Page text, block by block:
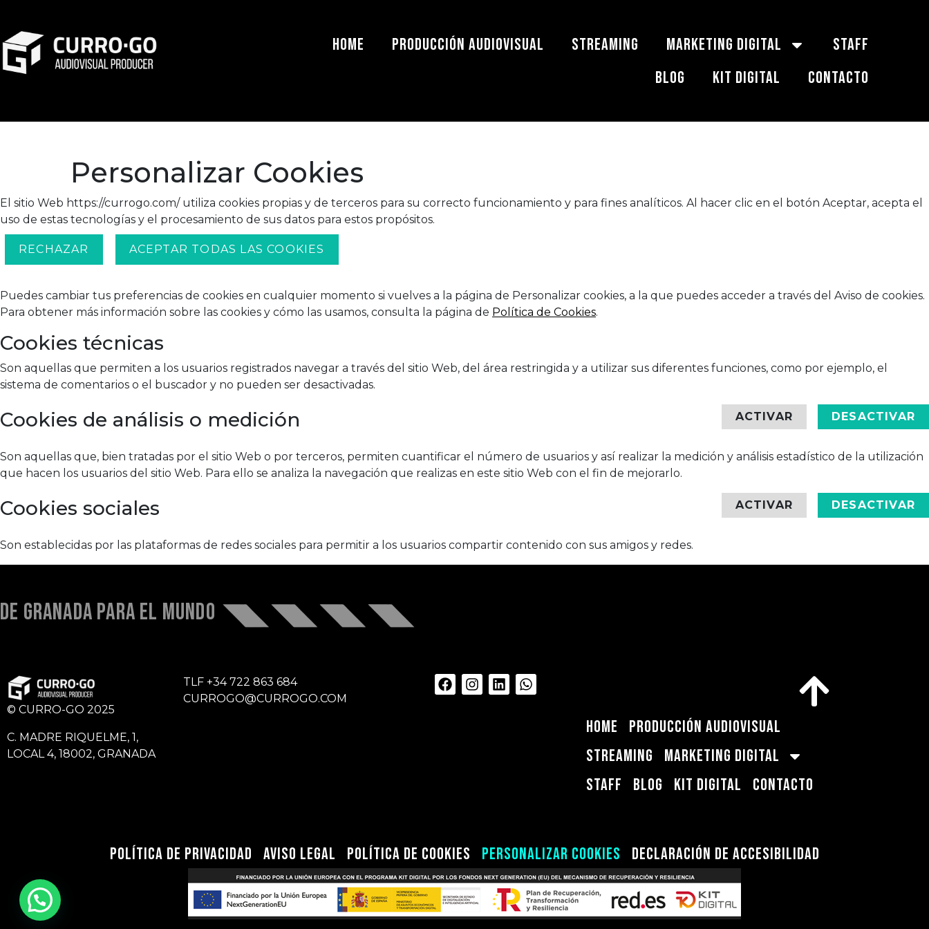
HOME PRODUCCIÓN AUDIOVISUAL STREAMING MARKETING DIGITAL
STAFF
BLOG
KIT DIGITAL CONTACTO
Personalizar Cookies
El sitio Web https://currogo.com/ utiliza cookies propias y de terceros para su correcto funcionamiento y para fines analíticos. Al hacer clic en el botón Aceptar, acepta el
uso de estas tecnologías y el procesamiento de sus datos para estos propósitos.
RECHAZAR ACEPTAR TODAS LAS COOKIES
Puedes cambiar tus preferencias de cookies en cualquier momento si vuelves a la página de Personalizar cookies, a la que puedes acceder a través del Aviso de cookies.
Para obtener más información sobre las cookies y cómo las usamos, consulta la página de Política de Cookies.
Cookies técnicas
Son aquellas que permiten a los usuarios registrados navegar a través del sitio Web, del área restringida y a utilizar sus diferentes funciones, como por ejemplo, el
sistema de comentarios o el buscador y no pueden ser desactivadas.
Cookies de análisis o medición ACTIVAR DESACTIVAR
Son aquellas que, bien tratadas por el sitio Web o por terceros, permiten cuantificar el número de usuarios y así realizar la medición y análisis estadístico de la utilización
que hacen los usuarios del sitio Web. Para ello se analiza la navegación que realizas en este sitio Web con el fin de mejorarlo.
Cookies sociales ACTIVAR DESACTIVAR
Son establecidas por las plataformas de redes sociales para permitir a los usuarios compartir contenido con sus amigos y redes.
DE GRANADA PARA EL MUNDO
© CURRO-GO 2025
C. MADRE RIQUELME, 1,
LOCAL 4, 18002, GRANADA
TLF+34 722 863 684
CURROGO@CURROGO.COM
HOME
PRODUCCIÓN AUDIOVISUAL
STREAMING
MARKETING DIGITAL
STAFF
BLOG KIT DIGITAL CONTACTO
Política de privacidad Aviso Legal Política de Cookies Personalizar Cookies Declaración de Accesibilidad